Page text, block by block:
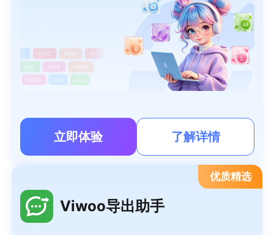
立即体验 了解详情
优质精选
Viwoo导出助手